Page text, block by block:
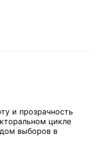
и прозрачность
цикле
выборов в